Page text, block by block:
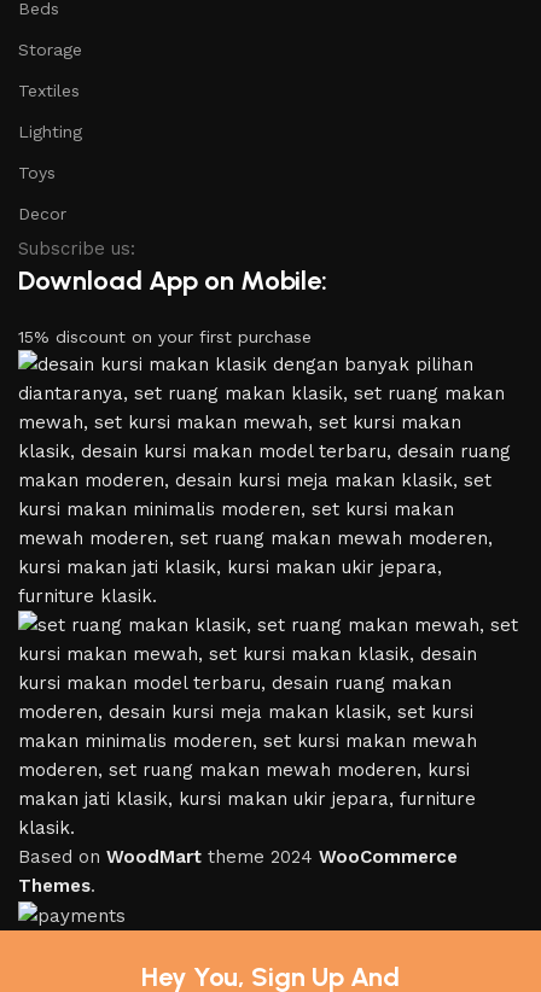
Beds
Storage
Textiles
Lighting
Toys
Decor
Subscribe us:
Download App on Mobile:
15% discount on your first purchase
Based on WoodMart theme 2024 WooCommerce
Themes.
Hey You, Sign Up And